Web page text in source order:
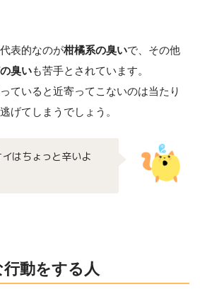
表的なのが柑橘系の臭いで、その他
臭いも苦手とされています。
ていると近寄ってこないのは当たり
げてしまうでしょう。
はちょっと辛いよ
行動をする人